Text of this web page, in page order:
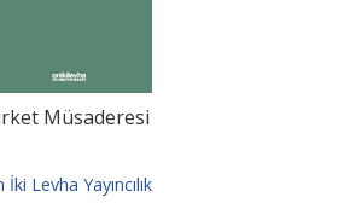
Müsaderesi
İki Levha Yayıncılık